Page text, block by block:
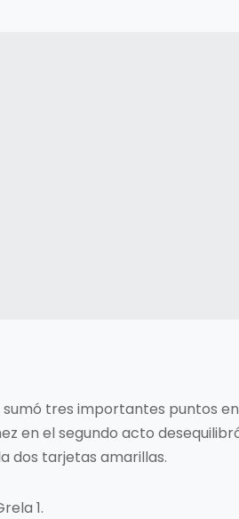
sumó tres importantes puntos
en el segundo acto
dos tarjetas amarillas.
1.